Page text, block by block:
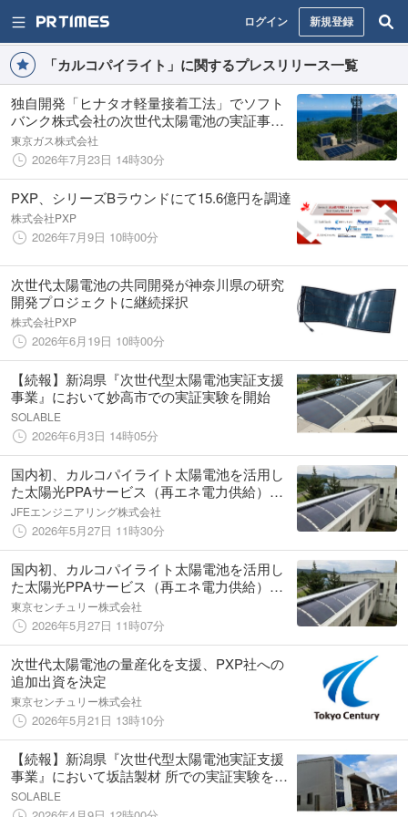
ログイン 新規登録
「カルコパイライト」に関するプレスリリース一覧
独自開発「ヒナタオ軽量接着工法」でソフト
バンク株式会社の次世代太陽電池の実証事業
に技術協力～離島の通信基地局におけるカル
コパイライト太陽電池の設置～
東京ガス株式会社
2026年7月23日 14時30分
PXP、シリーズBラウンドにて15.6億円を調達
株式会社PXP
2026年7月9日 10時00分
次世代太陽電池の共同開発が神奈川県の研究
開発プロジェクトに継続採択
株式会社PXP
2026年6月19日 10時00分
【続報】新潟県『次世代型太陽電池実証支援
事業』において妙高市での実証実験を開始
SOLABLE
2026年6月3日 14時05分
国内初、カルコパイライト太陽電池を活用し
た太陽光PPAサービス（再エネ電力供給）を
開始
JFEエンジニアリング株式会社
2026年5月27日 11時30分
国内初、カルコパイライト太陽電池を活用し
た太陽光PPAサービス（再エネ電力供給）を
開始
東京センチュリー株式会社
2026年5月27日 11時07分
次世代太陽電池の量産化を支援、PXP社への
追加出資を決定
東京センチュリー株式会社
2026年5月21日 13時10分
【続報】新潟県『次世代型太陽電池実証支援
事業』において坂詰製材 所での実証実験を開
始
SOLABLE